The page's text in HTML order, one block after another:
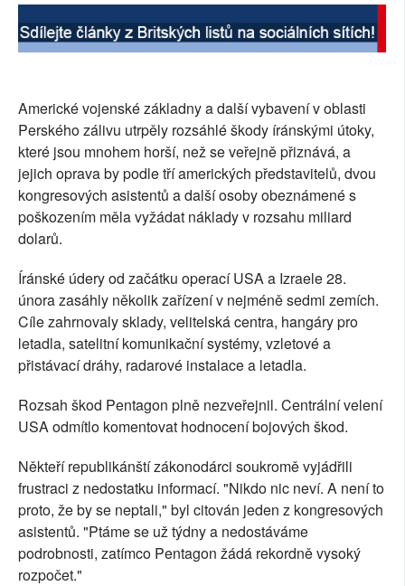
Americké vojenské základny a další vybavení v oblasti
Perského zálivu utrpěly rozsáhlé škody íránskými útoky,
které jsou mnohem horší, než se veřejně přiznává, a
jejich oprava by podle tří amerických představitelů, dvou
kongresových asistentů a další osoby obeznámené s
poškozením měla vyžádat náklady v rozsahu miliard
dolarů.
Íránské údery od začátku operací USA a Izraele 28.
února zasáhly několik zařízení v nejméně sedmi zemích.
Cíle zahrnovaly sklady, velitelská centra, hangáry pro
letadla, satelitní komunikační systémy, vzletové a
přistávací dráhy, radarové instalace a letadla.
Rozsah škod Pentagon plně nezveřejnil. Centrální velení
USA odmítlo komentovat hodnocení bojových škod.
Někteří republikánští zákonodárci soukromě vyjádřili
frustraci z nedostatku informací. "Nikdo nic neví. A není to
proto, že by se neptali," byl citován jeden z kongresových
asistentů. "Ptáme se už týdny a nedostáváme
podrobnosti, zatímco Pentagon žádá rekordně vysoký
rozpočet."